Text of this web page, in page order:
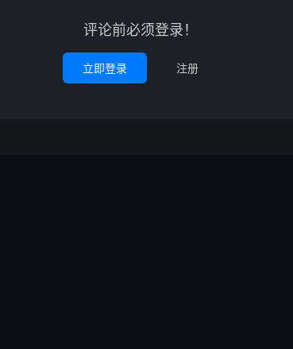
评论前必须登录！
立即登录 注册